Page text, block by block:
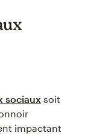
sociaux soit
impactant